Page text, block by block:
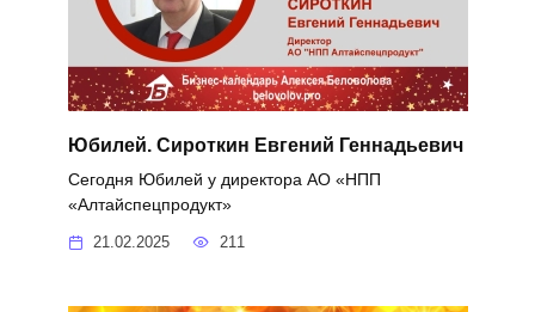
Юбилей. Сироткин Евгений Геннадьевич
Сегодня Юбилей у директора АО «НПП
«Алтайспецпродукт»
21.02.2025 211